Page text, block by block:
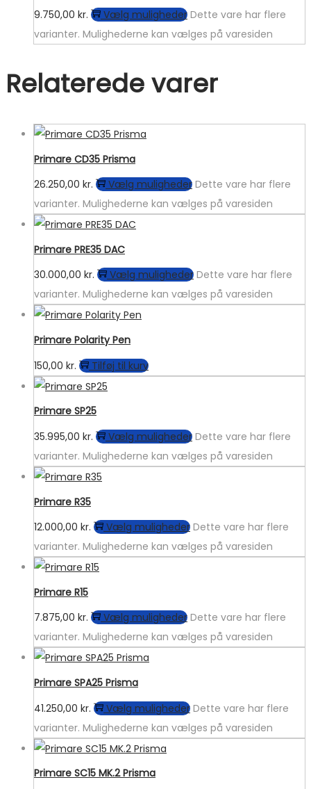
9.750,00 kr. Vælg muligheder Dette vare har flere
varianter. Mulighederne kan vælges på varesiden
Relaterede varer
Primare CD35 Prisma
26.250,00 kr. Vælg muligheder Dette vare har flere
varianter. Mulighederne kan vælges på varesiden
Primare PRE35 DAC
30.000,00 kr. Vælg muligheder Dette vare har flere
varianter. Mulighederne kan vælges på varesiden
Primare Polarity Pen
150,00 kr. Tilføj til kurv
Primare SP25
35.995,00 kr. Vælg muligheder Dette vare har flere
varianter. Mulighederne kan vælges på varesiden
Primare R35
12.000,00 kr. Vælg muligheder Dette vare har flere
varianter. Mulighederne kan vælges på varesiden
Primare R15
7.875,00 kr. Vælg muligheder Dette vare har flere
varianter. Mulighederne kan vælges på varesiden
Primare SPA25 Prisma
41.250,00 kr. Vælg muligheder Dette vare har flere
varianter. Mulighederne kan vælges på varesiden
Primare SC15 MK.2 Prisma